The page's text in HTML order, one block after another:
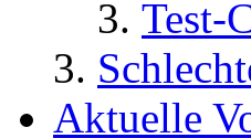
Test-
Aktuelle